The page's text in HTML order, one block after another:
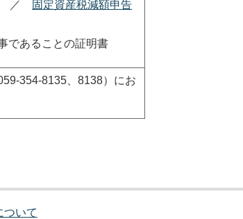
／
固定資産税減額申告
であることの証明書
354-8135、8138）にお
ついて